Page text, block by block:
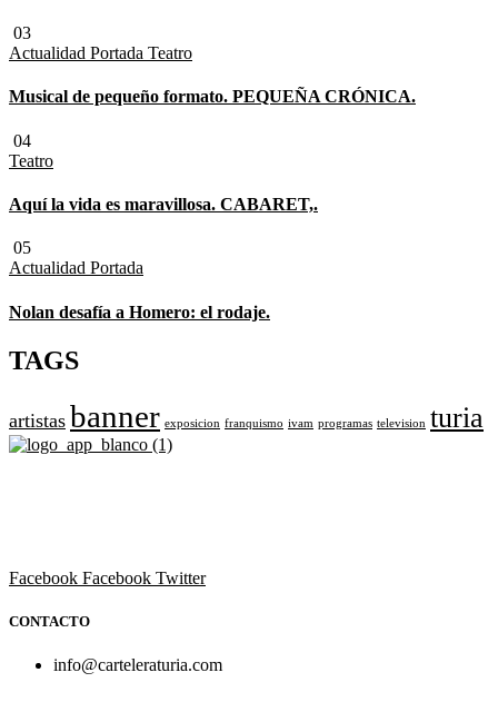
03
Actualidad Portada Teatro
Musical de pequeño formato. PEQUEÑA CRÓNICA.
04
Teatro
Aquí la vida es maravillosa. CABARET,.
05
Actualidad Portada
Nolan desafía a Homero: el rodaje.
TAGS
artistas banner exposicion franquismo ivam programas television turia
Facebook Facebook Twitter
CONTACTO
info@carteleraturia.com